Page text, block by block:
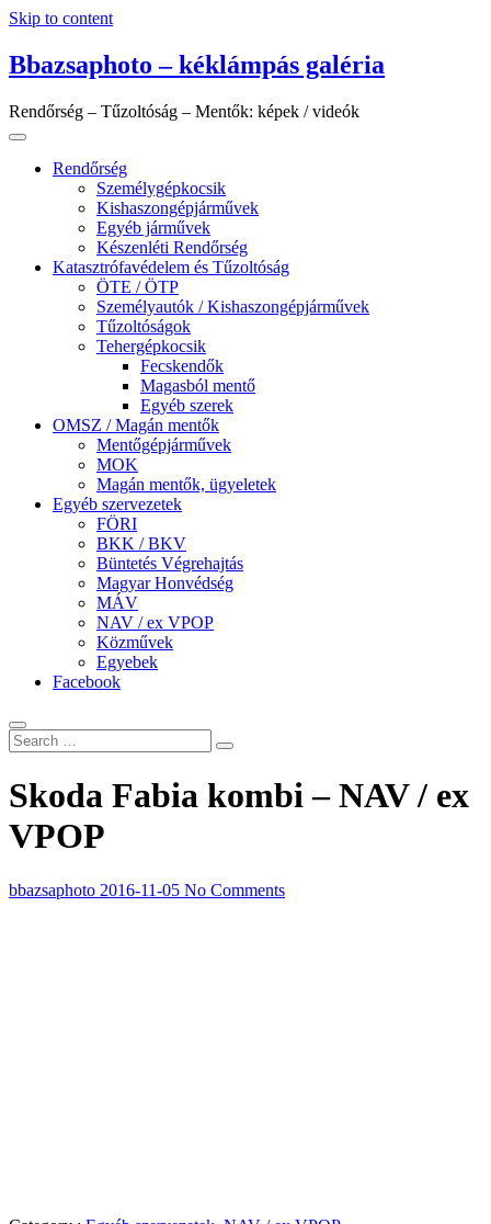
Skip to content
Bbazsaphoto – kéklámpás galéria
Rendőrség – Tűzoltóság – Mentők: képek / videók
Rendőrség
Személygépkocsik
Kishaszongépjárművek
Egyéb járművek
Készenléti Rendőrség
Katasztrófavédelem és Tűzoltóság
ÖTE / ÖTP
Személyautók / Kishaszongépjárművek
Tűzoltóságok
Tehergépkocsik
Fecskendők
Magasból mentő
Egyéb szerek
OMSZ / Magán mentők
Mentőgépjárművek
MOK
Magán mentők, ügyeletek
Egyéb szervezetek
FÖRI
BKK / BKV
Büntetés Végrehajtás
Magyar Honvédség
MÁV
NAV / ex VPOP
Közművek
Egyebek
Facebook
Skoda Fabia kombi – NAV / ex
VPOP
bbazsaphoto 2016-11-05 No Comments